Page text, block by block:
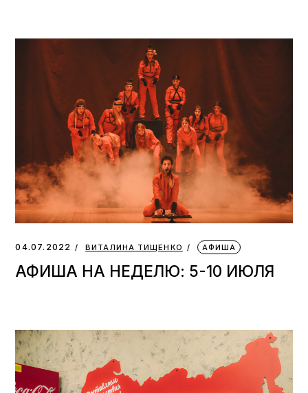
04.07.2022 ВИТАЛИНА ТИЩЕНКО АФИША
АФИША НА НЕДЕЛЮ: 5-10 ИЮЛЯ